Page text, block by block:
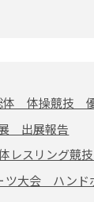
体 体操競技
出展報告
レスリング競
大会 ハンド